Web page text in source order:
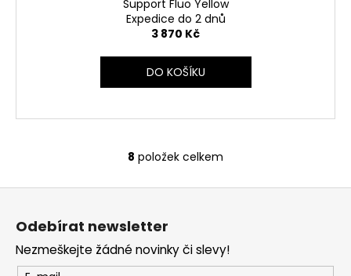
Support Fluo Yellow
Expedice do 2 dnů
3 870 Kč
DO KOŠÍKU
O
a
c
8 položek celkem
Z
Odebírat newsletter
Nezmeškejte žádné novinky či slevy!